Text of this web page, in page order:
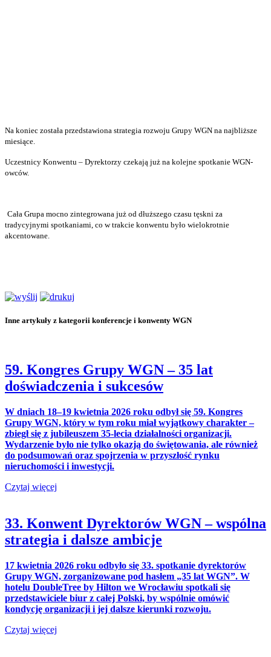
Na koniec została przedstawiona strategia rozwoju Grupy WGN na najbliższe
miesiące.
Uczestnicy Konwentu – Dyrektorzy czekają już na kolejne spotkanie WGN-
owców.
Cała Grupa mocno zintegrowana już od dłuższego czasu tęskni za
tradycyjnymi spotkaniami, co w trakcie konwentu było wielokrotnie
akcentowane.
Inne artykuły z kategorii konferencje i konwenty WGN
59. Kongres Grupy WGN – 35 lat
doświadczenia i sukcesów
W dniach 18–19 kwietnia 2026 roku odbył się 59. Kongres
Grupy WGN, który w tym roku miał wyjątkowy charakter –
zbiegł się z jubileuszem 35-lecia działalności organizacji.
Wydarzenie było nie tylko okazją do świętowania, ale również
do podsumowań oraz spojrzenia w przyszłość rynku
nieruchomości i inwestycji.
Czytaj więcej
33. Konwent Dyrektorów WGN – wspólna
strategia i dalsze ambicje
17 kwietnia 2026 roku odbyło się 33. spotkanie dyrektorów
Grupy WGN, zorganizowane pod hasłem „35 lat WGN”. W
hotelu DoubleTree by Hilton we Wrocławiu spotkali się
przedstawiciele biur z całej Polski, by wspólnie omówić
kondycję organizacji i jej dalsze kierunki rozwoju.
Czytaj więcej